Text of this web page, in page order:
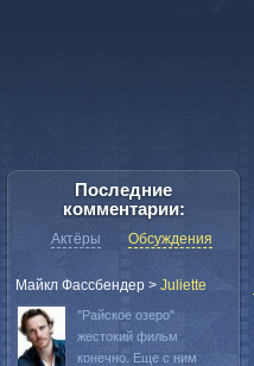
Последние
комментарии:
Актёры Обсуждения
Майкл Фассбендер > Juliette
"Райское озеро"
жестокий фильм
конечно. Еще с ним